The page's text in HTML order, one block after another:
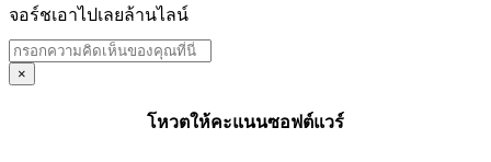
จอร์ชเอาไปเลยล้านไลน์
×
โหวตให้คะแนนซอฟต์แวร์